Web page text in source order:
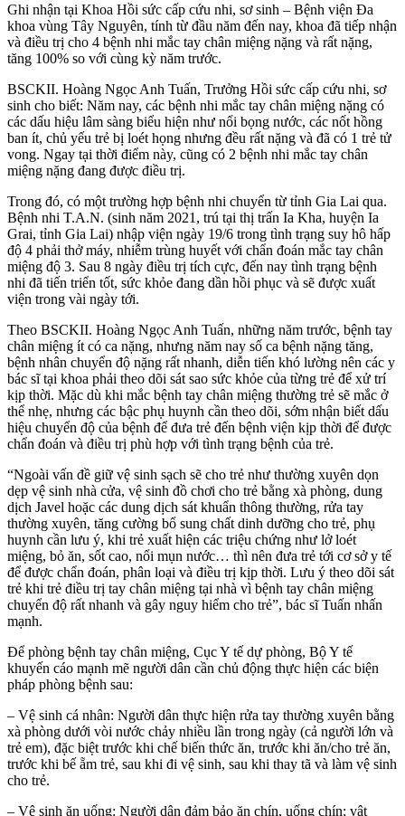
Ghi nhận tại Khoa Hồi sức cấp cứu nhi, sơ sinh – Bệnh viện Đa
khoa vùng Tây Nguyên, tính từ đầu năm đến nay, khoa đã tiếp nhận
và điều trị cho 4 bệnh nhi mắc tay chân miệng nặng và rất nặng,
tăng 100% so với cùng kỳ năm trước.
BSCKII. Hoàng Ngọc Anh Tuấn, Trưởng Hồi sức cấp cứu nhi, sơ
sinh cho biết: Năm nay, các bệnh nhi mắc tay chân miệng nặng có
các dấu hiệu lâm sàng biểu hiện như nổi bọng nước, các nốt hồng
ban ít, chủ yếu trẻ bị loét họng nhưng đều rất nặng và đã có 1 trẻ tử
vong. Ngay tại thời điểm này, cũng có 2 bệnh nhi mắc tay chân
miệng nặng đang được điều trị.
Trong đó, có một trường hợp bệnh nhi chuyển từ tỉnh Gia Lai qua.
Bệnh nhi T.A.N. (sinh năm 2021, trú tại thị trấn Ia Kha, huyện Ia
Grai, tỉnh Gia Lai) nhập viện ngày 19/6 trong tình trạng suy hô hấp
độ 4 phải thở máy, nhiễm trùng huyết với chẩn đoán mắc tay chân
miệng độ 3. Sau 8 ngày điều trị tích cực, đến nay tình trạng bệnh
nhi đã tiến triển tốt, sức khỏe đang dần hồi phục và sẽ được xuất
viện trong vài ngày tới.
Theo BSCKII. Hoàng Ngọc Anh Tuấn, những năm trước, bệnh tay
chân miệng ít có ca nặng, nhưng năm nay số ca bệnh nặng tăng,
bệnh nhân chuyển độ nặng rất nhanh, diễn tiến khó lường nên các y
bác sĩ tại khoa phải theo dõi sát sao sức khỏe của từng trẻ để xử trí
kịp thời. Mặc dù khi mắc bệnh tay chân miệng thường trẻ sẽ mắc ở
thể nhẹ, nhưng các bậc phụ huynh cần theo dõi, sớm nhận biết dấu
hiệu chuyển độ của bệnh để đưa trẻ đến bệnh viện kịp thời để được
chẩn đoán và điều trị phù hợp với tình trạng bệnh của trẻ.
“Ngoài vấn đề giữ vệ sinh sạch sẽ cho trẻ như thường xuyên dọn
dẹp vệ sinh nhà cửa, vệ sinh đồ chơi cho trẻ bằng xà phòng, dung
dịch Javel hoặc các dung dịch sát khuẩn thông thường, rửa tay
thường xuyên, tăng cường bổ sung chất dinh dưỡng cho trẻ, phụ
huynh cần lưu ý, khi trẻ xuất hiện các triệu chứng như lở loét
miệng, bỏ ăn, sốt cao, nổi mụn nước… thì nên đưa trẻ tới cơ sở y tế
để được chẩn đoán, phân loại và điều trị kịp thời. Lưu ý theo dõi sát
trẻ khi trẻ điều trị tay chân miệng tại nhà vì bệnh tay chân miệng
chuyển độ rất nhanh và gây nguy hiểm cho trẻ”, bác sĩ Tuấn nhấn
mạnh.
Để phòng bệnh tay chân miệng, Cục Y tế dự phòng, Bộ Y tế
khuyến cáo mạnh mẽ người dân cần chủ động thực hiện các biện
pháp phòng bệnh sau:
– Vệ sinh cá nhân: Người dân thực hiện rửa tay thường xuyên bằng
xà phòng dưới vòi nước chảy nhiều lần trong ngày (cả người lớn và
trẻ em), đặc biệt trước khi chế biến thức ăn, trước khi ăn/cho trẻ ăn,
trước khi bế ẵm trẻ, sau khi đi vệ sinh, sau khi thay tã và làm vệ sinh
cho trẻ.
– Vệ sinh ăn uống: Người dân đảm bảo ăn chín, uống chín; vật